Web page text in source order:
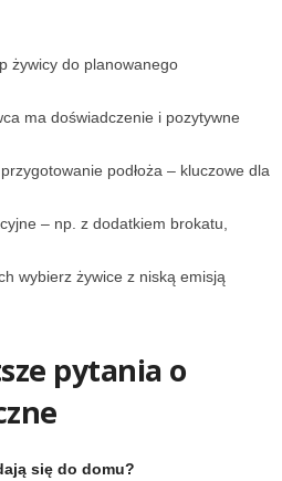
żywicy do planowanego
ma doświadczenie i pozytywne
podłoża – kluczowe dla
– np. z dodatkiem brokatu,
wybierz żywice z niską emisją
pytania o
się do domu?